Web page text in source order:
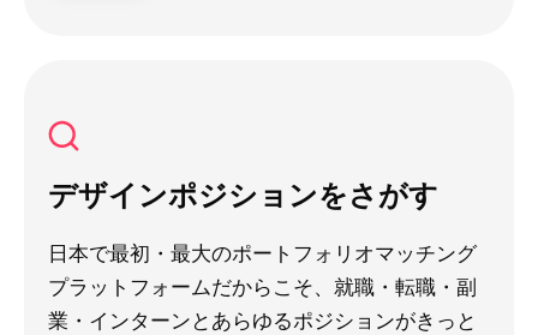
デザインポジションをさがす
日本で最初・最大のポートフォリオマッチング
プラットフォームだからこそ、就職・転職・副
業・インターンとあらゆるポジションがきっと